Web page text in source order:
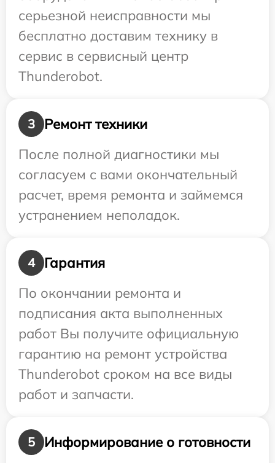
серьезной неисправности мы
бесплатно доставим технику в
сервис в сервисный центр
Thunderobot.
3
Ремонт техники
После полной диагностики мы
согласуем с вами окончательный
расчет, время ремонта и займемся
устранением неполадок.
4
Гарантия
По окончании ремонта и
подписания акта выполненных
работ Вы получите официальную
гарантию на ремонт устройства
Thunderobot сроком на все виды
работ и запчасти.
5
Информирование о готовности